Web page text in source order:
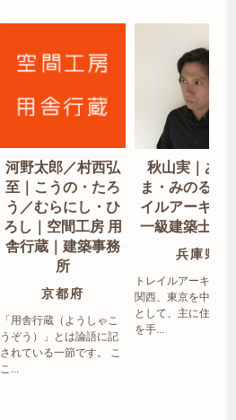
河野太郎／村西弘
至｜こうの・たろ
う／むらにし・ひ
ろし｜空間工房 用
舎行蔵｜建築事務
所
京都府
「用舎行蔵（ようしゃこ
うぞう）」とは論語に記
されている一節です。 こ
こ...
秋山実｜あき
ま・みのる｜
イルアーキテ
一級建築士事
兵庫県
トレイルアーキテク
関西、東京を中心エ
として、主に住宅の
を手...